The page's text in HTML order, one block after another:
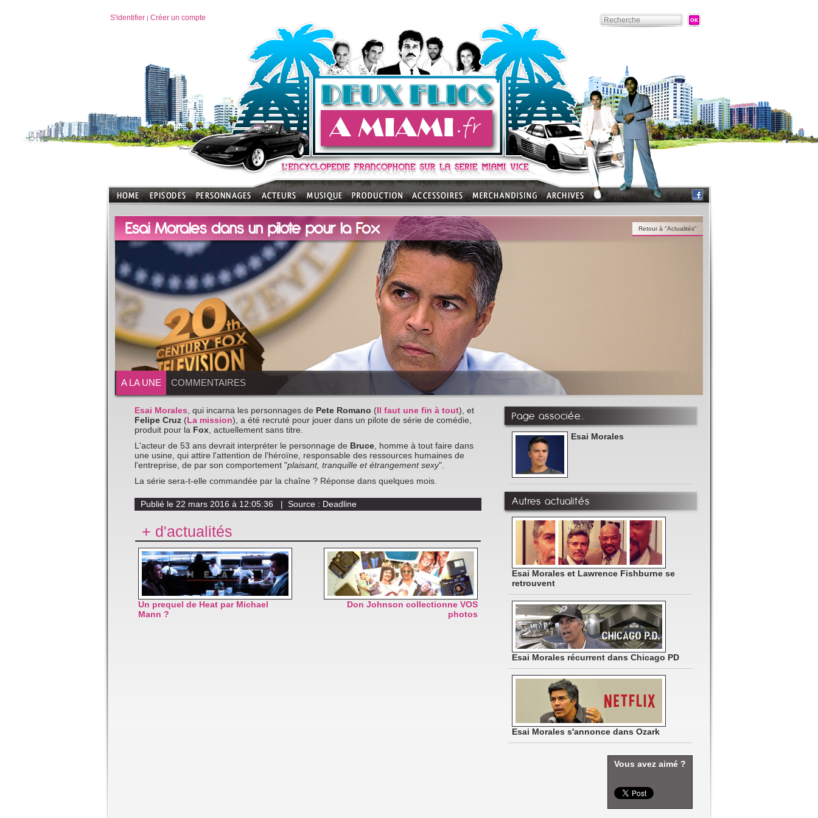
S'identifier | Créer un compte
Esai Morales dans un pilote pour la Fox Retour à "Actualités"
A LA UNE COMMENTAIRES
Esai Morales , qui incarna les personnages de Pete Romano (Il faut une fin à tout), et
Felipe Cruz (La mission), a été recruté pour jouer dans un pilote de série de comédie,
produit pour la Fox , actuellement sans titre.
L'acteur de 53 ans devrait interpréter le personnage de Bruce , homme à tout faire dans
une usine, qui attire l'attention de l'héroïne, responsable des ressources humaines de
l'entreprise, de par son comportement "plaisant, tranquille et étrangement sexy".
La série sera-t-elle commandée par la chaîne ? Réponse dans quelques mois.
Publié le 22 mars 2016 à 12:05:36 | Source : Deadline
+ d'actualités
Un prequel de Heat par Michael
Mann ?
Don Johnson collectionne VOS
photos
Page associée...
Esai Morales
Autres actualités
Esai Morales et Lawrence Fishburne se
retrouvent
Esai Morales récurrent dans Chicago PD
Esai Morales s'annonce dans Ozark
Vous avez aimé ?